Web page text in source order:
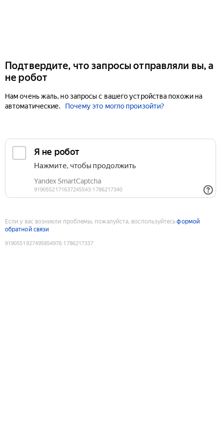
Подтвердите, что запросы отправляли вы, а
не робот
Нам очень жаль, но запросы с вашего устройства похожи на
автоматические.
Почему это могло произойти?
Если у вас возникли проблемы, пожалуйста, воспользуйтесьформой
обратной связи
9190551927495854976:1786217337